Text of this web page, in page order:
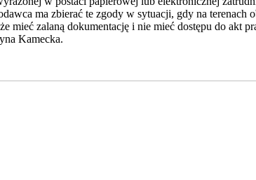
ma zbierać te zgody w sytuacji, gdy na terenach
mieć zalaną dokumentację i nie mieć dostępu do akt
Kamecka.